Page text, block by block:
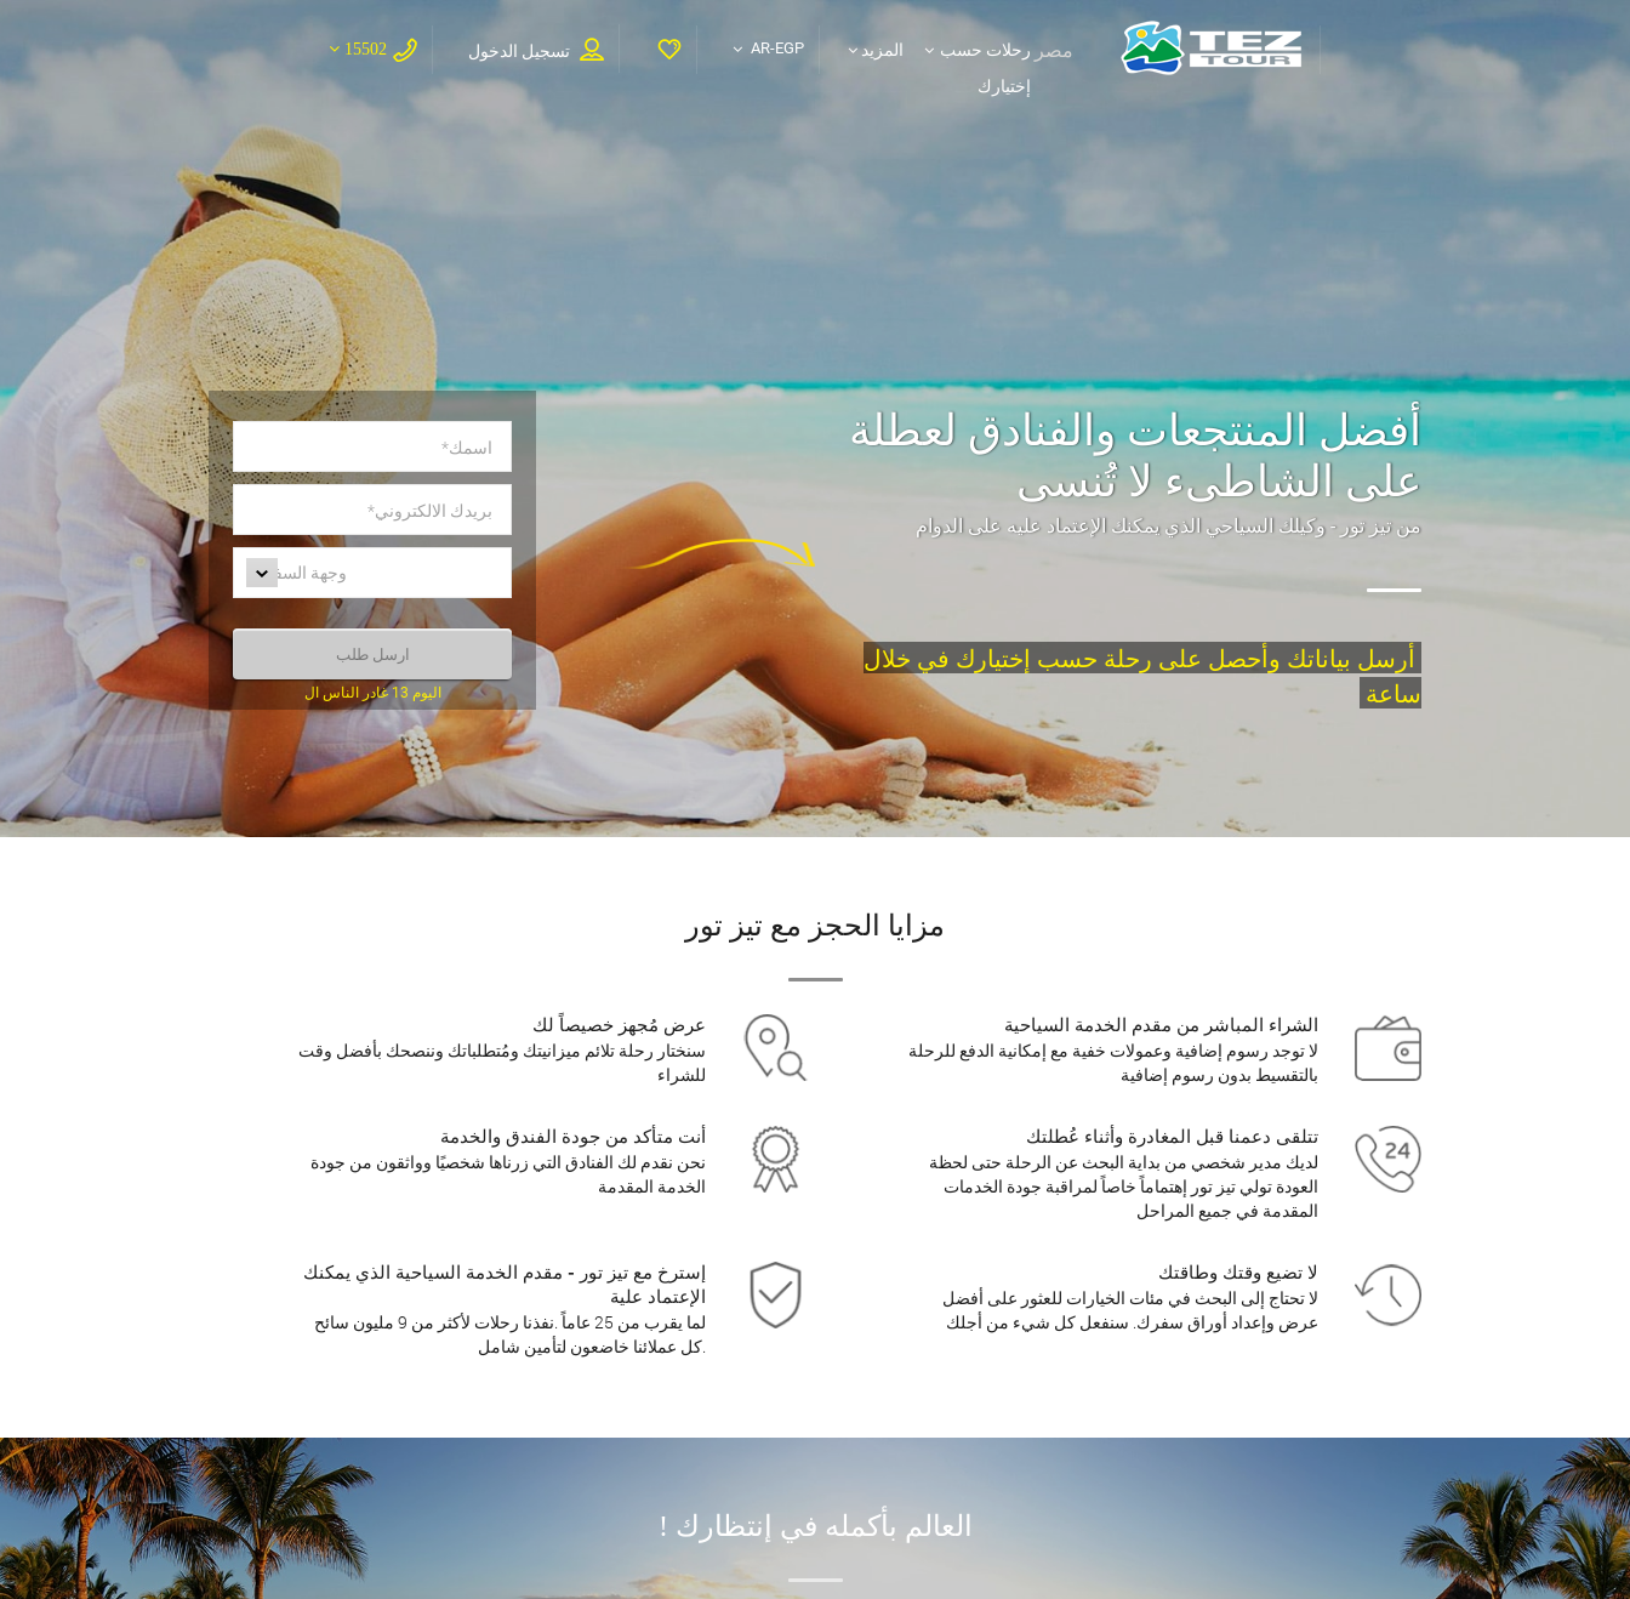
مصر رحلات حسب
إختيارك
المزيد AR-EGP تسجيل الدخول 15502
أفضل المنتجعات والفنادق لعطلة
على الشاطىء لا تُنسى
من تيز تور - وكيلك السياحي الذي يمكنك الإعتماد عليه على الدوام
أرسل بياناتك وأحصل على رحلة حسب إختيارك في خلال
ساعة
وجهة السفر
اليوم 13 غادر الناس ال
مزايا الحجز مع تيز تور
الشراء المباشر من مقدم الخدمة السياحية
لا توجد رسوم إضافية وعمولات خفية مع إمكانية الدفع للرحلة
بالتقسيط بدون رسوم إضافية
عرض مُجهز خصيصاً لك
سنختار رحلة تلائم ميزانيتك ومُتطلباتك وننصحك بأفضل وقت
للشراء
تتلقى دعمنا قبل المغادرة وأثناء عُطلتك
لديك مدير شخصي من بداية البحث عن الرحلة حتى لحظة
العودة تولي تيز تور إهتماماً خاصاً لمراقبة جودة الخدمات
المقدمة في جميع المراحل
أنت متأكد من جودة الفندق والخدمة
نحن نقدم لك الفنادق التي زرناها شخصيًا وواثقون من جودة
الخدمة المقدمة
لا تضيع وقتك وطاقتك
لا تحتاج إلى البحث في مئات الخيارات للعثور على أفضل
عرض وإعداد أوراق سفرك. سنفعل كل شيء من أجلك
إسترخ مع تيز تور - مقدم الخدمة السياحية الذي يمكنك
الإعتماد علية
لما يقرب من 25 عاماً .نفذنا رحلات لأكثر من 9 مليون سائح
.كل عملائنا خاضعون لتأمين شامل
العالم بأكمله في إنتظارك !